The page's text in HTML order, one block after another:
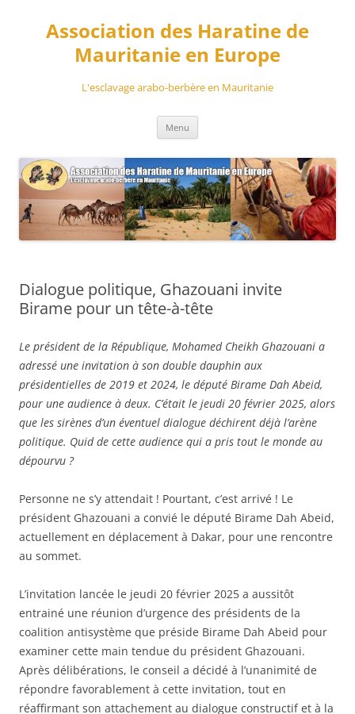
contenuAssociation des Haratine de
Mauritanie en Europe
L'esclavage arabo-berbère en Mauritanie
Menu
Dialogue politique, Ghazouani invite
Birame pour un tête-à-tête
Le président de la République, Mohamed Cheikh Ghazouani a
adressé une invitation à son double dauphin aux
présidentielles de 2019 et 2024, le député Birame Dah Abeid,
pour une audience à deux. C’était le jeudi 20 février 2025, alors
que les sirènes d’un éventuel dialogue déchirent déjà l’arène
politique. Quid de cette audience qui a pris tout le monde au
dépourvu ?
Personne ne s’y attendait ! Pourtant, c’est arrivé ! Le
président Ghazouani a convié le député Birame Dah Abeid,
actuellement en déplacement à Dakar, pour une rencontre
au sommet.
L’invitation lancée le jeudi 20 février 2025 a aussitôt
entrainé une réunion d’urgence des présidents de la
coalition antisystème que préside Birame Dah Abeid pour
examiner cette main tendue du président Ghazouani.
Après délibérations, le conseil a décidé à l’unanimité de
répondre favorablement à cette invitation, tout en
réaffirmant son attachement au dialogue constructif et à la